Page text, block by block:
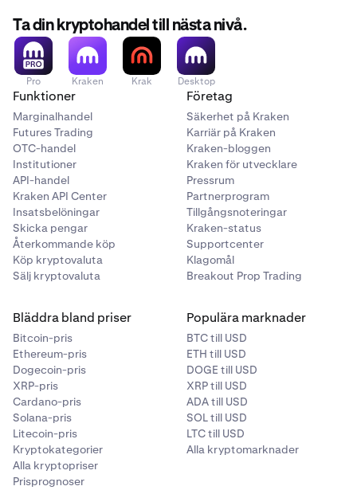
anslutningen via e-post.
2 Gå till Beholders -sida.
Detta kommer att visa din EVM-plånboksadress,
men du kan också växla till din Solana-adress med
hjälp av växlingsknappen högst upp.
Ta din kryptohandel till nästa nivå.
Pro Kraken Krak Desktop
Funktioner
Marginalhandel
Futures Trading
OTC-handel
Institutioner
API-handel
Kraken API Center
Insatsbelöningar
Skicka pengar
Återkommande köp
Köp kryptovaluta
Sälj kryptovaluta
Företag
Säkerhet på Kraken
Karriär på Kraken
Kraken-bloggen
Kraken för utvecklare
Pressrum
Partnerprogram
Tillgångsnoteringar
Kraken-status
Supportcenter
Klagomål
Breakout Prop Trading
Bläddra bland priser
Bitcoin-pris
Ethereum-pris
Dogecoin-pris
XRP-pris
Cardano-pris
Solana-pris
Litecoin-pris
Kryptokategorier
Alla kryptopriser
Prisprognoser
Populära marknader
BTC till USD
ETH till USD
DOGE till USD
XRP till USD
ADA till USD
SOL till USD
LTC till USD
Alla kryptomarknader